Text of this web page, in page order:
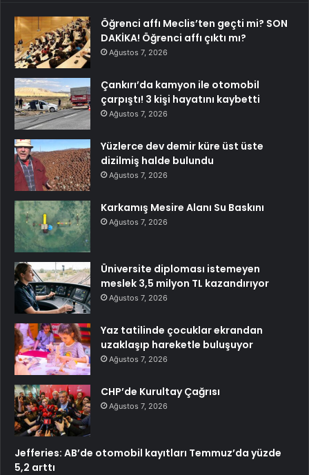
Öğrenci affı Meclis’ten geçti mi? SON
DAKİKA! Öğrenci affı çıktı mı?
Ağustos 7, 2026
Çankırı’da kamyon ile otomobil
çarpıştı! 3 kişi hayatını kaybetti
Ağustos 7, 2026
Yüzlerce dev demir küre üst üste
dizilmiş halde bulundu
Ağustos 7, 2026
Karkamış Mesire Alanı Su Baskını
Ağustos 7, 2026
Üniversite diploması istemeyen
meslek 3,5 milyon TL kazandırıyor
Ağustos 7, 2026
Yaz tatilinde çocuklar ekrandan
uzaklaşıp hareketle buluşuyor
Ağustos 7, 2026
CHP’de Kurultay Çağrısı
Ağustos 7, 2026
Jefferies: AB’de otomobil kayıtları Temmuz’da yüzde
5,2 arttı